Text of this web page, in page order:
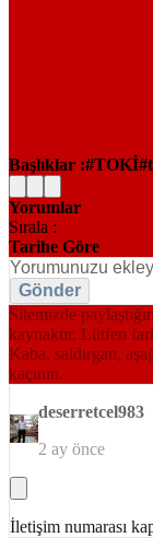
Başlıklar : TOKİ
Yorumlar
Sırala :
Tarihe Göre
Gönder
Sitemizde
kaynaktır. Lütfen
Kaba, saldırgan,
kaçının.
deserretcel983
2 ay önce
İletişim numarası